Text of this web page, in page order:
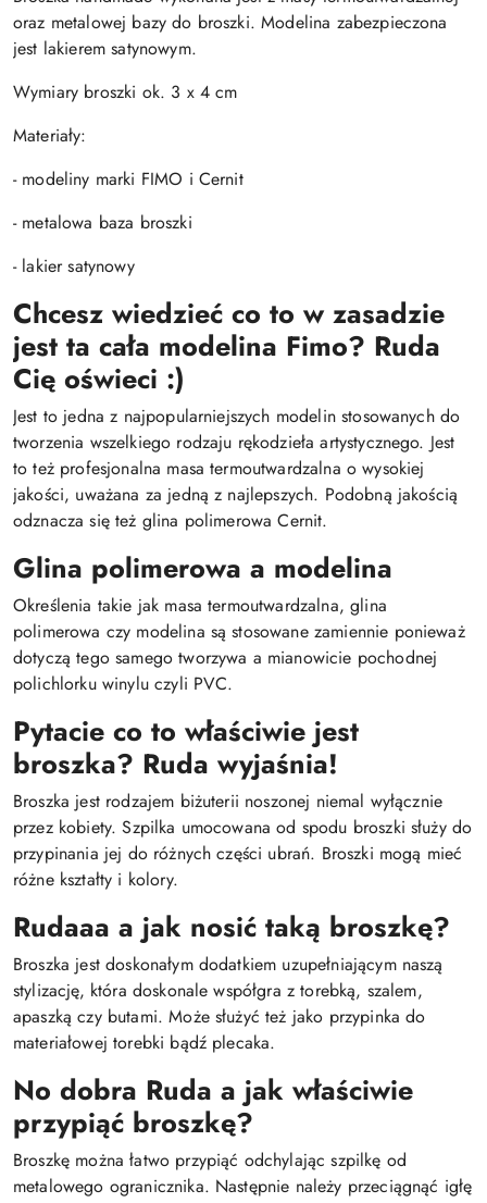
oraz metalowej bazy do broszki. Modelina zabezpieczona
jest lakierem satynowym.
Wymiary broszki ok. 3 x 4 cm
Materiały:
- modeliny marki FIMO i Cernit
- metalowa baza broszki
- lakier satynowy
Chcesz wiedzieć co to w zasadzie
jest ta cała modelina Fimo? Ruda
Cię oświeci :)
Jest to jedna z najpopularniejszych modelin stosowanych do
tworzenia wszelkiego rodzaju rękodzieła artystycznego. Jest
to też profesjonalna masa termoutwardzalna o wysokiej
jakości, uważana za jedną z najlepszych. Podobną jakością
odznacza się też glina polimerowa Cernit.
Glina polimerowa a modelina
Określenia takie jak masa termoutwardzalna, glina
polimerowa czy modelina są stosowane zamiennie ponieważ
dotyczą tego samego tworzywa a mianowicie pochodnej
polichlorku winylu czyli PVC.
Pytacie co to właściwie jest
broszka? Ruda wyjaśnia!
Broszka jest rodzajem biżuterii noszonej niemal wyłącznie
przez kobiety. Szpilka umocowana od spodu broszki służy do
przypinania jej do różnych części ubrań. Broszki mogą mieć
różne kształty i kolory.
Rudaaa a jak nosić taką broszkę?
Broszka jest doskonałym dodatkiem uzupełniającym naszą
stylizację, która doskonale współgra z torebką, szalem,
apaszką czy butami. Może służyć też jako przypinka do
materiałowej torebki bądź plecaka.
No dobra Ruda a jak właściwie
przypiąć broszkę?
Broszkę można łatwo przypiąć odchylając szpilkę od
metalowego ogranicznika. Następnie należy przeciągnąć igłę